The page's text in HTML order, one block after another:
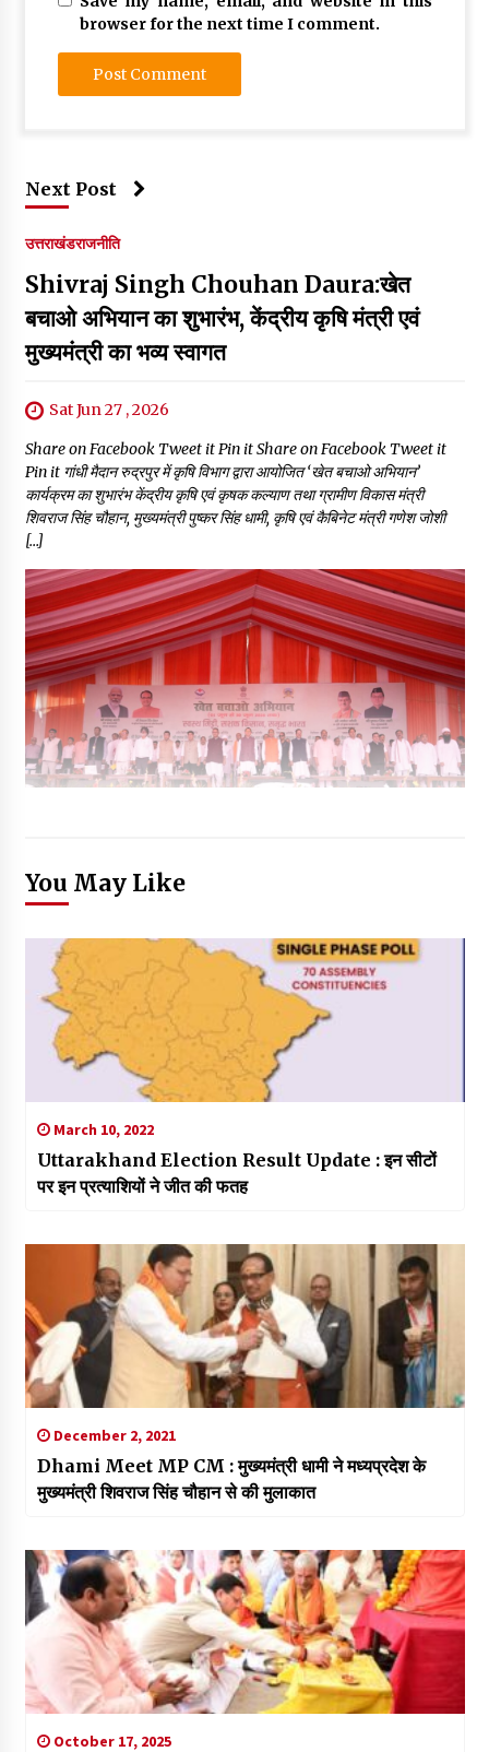
browser for the next time I comment.
Next Post
उत्तराखंडराजनीति
Shivraj Singh Chouhan Daura:खेत
बचाओ अभियान का शुभारंभ, केंद्रीय कृषि मंत्री एवं
मुख्यमंत्री का भव्य स्वागत
Sat Jun 27 , 2026
Share on Facebook Tweet it Pin it Share on Facebook Tweet it
Pin it गांधी मैदान रुद्रपुर में कृषि विभाग द्वारा आयोजित ‘खेत बचाओ अभियान’
कार्यक्रम का शुभारंभ केंद्रीय कृषि एवं कृषक कल्याण तथा ग्रामीण विकास मंत्री
शिवराज सिंह चौहान, मुख्यमंत्री पुष्कर सिंह धामी, कृषि एवं कैबिनेट मंत्री गणेश जोशी
[…]
You May Like
March 10, 2022
Uttarakhand Election Result Update : इन सीटों
पर इन प्रत्याशियों ने जीत की फतह
December 2, 2021
Dhami Meet MP CM : मुख्यमंत्री धामी ने मध्यप्रदेश के
मुख्यमंत्री शिवराज सिंह चौहान से की मुलाकात
October 17, 2025